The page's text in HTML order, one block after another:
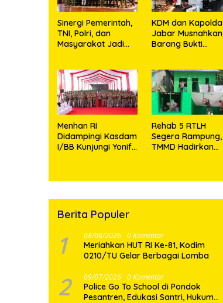
Sinergi Pemerintah,
TNI, Polri, dan
Masyarakat Jadi
Kondusif
KDM dan Kapolda
Jabar Musnahkan
Barang Bukti
Brong dan
Tramadol
Menhan RI
Didampingi Kasdam
I/BB Kunjungi Yonif
Rehab 5 RTLH
Segera Rampung,
TMMD Hadirkan
Berita Populer
1 08/08/2026 0 Komentar
Meriahkan HUT RI Ke-81, Kodim
0210/TU Gelar Berbagai Lomba
2 09/07/2026 0 Komentar
Police Go To School di Pondok
Pesantren, Edukasi Santri, Hukum